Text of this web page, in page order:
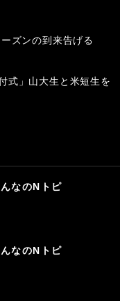
ズンの到来告げる
式」山大生と米短生を
なのNトピ
なのNトピ